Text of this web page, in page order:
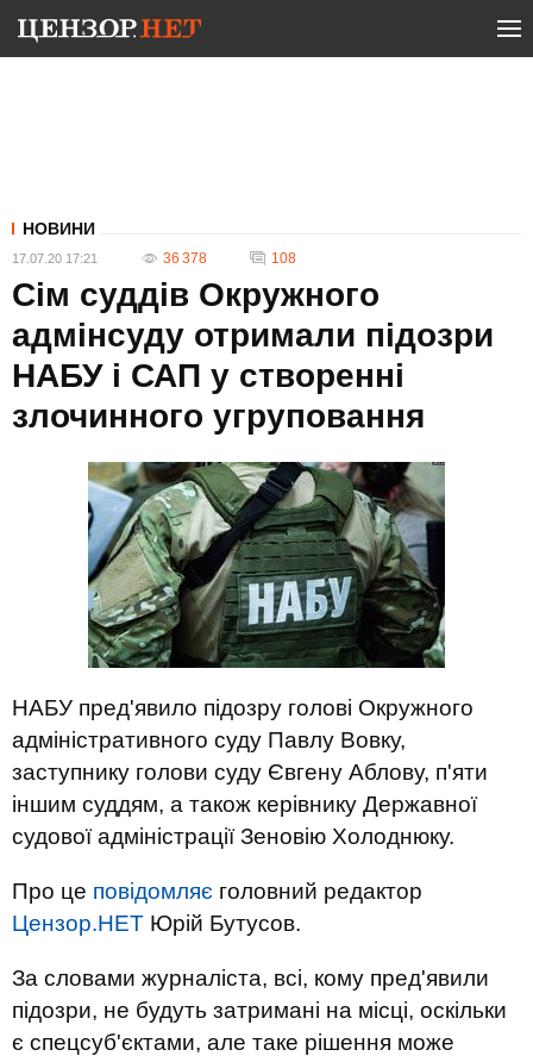
НОВИНИ
17.07.20 17:21 36 378 108
Сім суддів Окружного
адмінсуду отримали підозри
НАБУ і САП у створенні
злочинного угруповання
НАБУ пред'явило підозру голові Окружного
адміністративного суду Павлу Вовку,
заступнику голови суду Євгену Аблову, п'яти
іншим суддям, а також керівнику Державної
судової адміністрації Зеновію Холоднюку.
Про це повідомляє головний редактор
Цензор.НЕТ Юрій Бутусов.
За словами журналіста, всі, кому пред'явили
підозри, не будуть затримані на місці, оскільки
є спецсуб'єктами, але таке рішення може